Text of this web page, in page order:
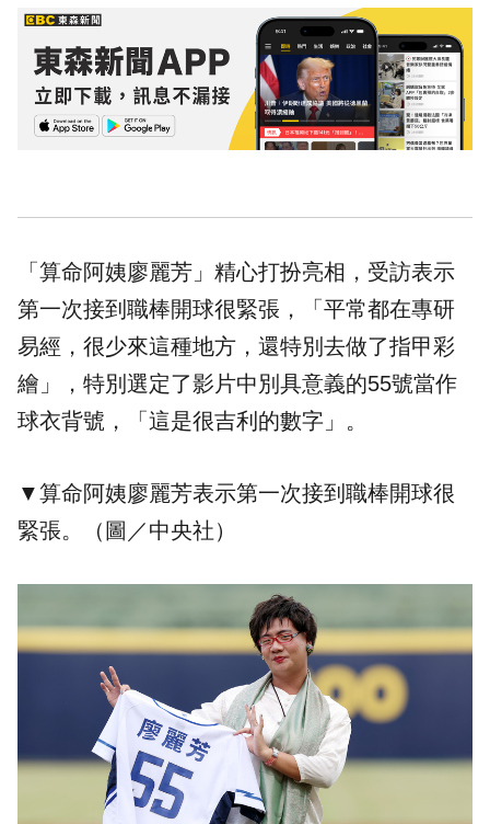
「算命阿姨廖麗芳」精心打扮亮相，受訪表示
第一次接到職棒開球很緊張，「平常都在專研
易經，很少來這種地方，還特別去做了指甲彩
繪」，特別選定了影片中別具意義的55號當作
球衣背號，「這是很吉利的數字」。
▼算命阿姨廖麗芳表示第一次接到職棒開球很
緊張。（圖／中央社）